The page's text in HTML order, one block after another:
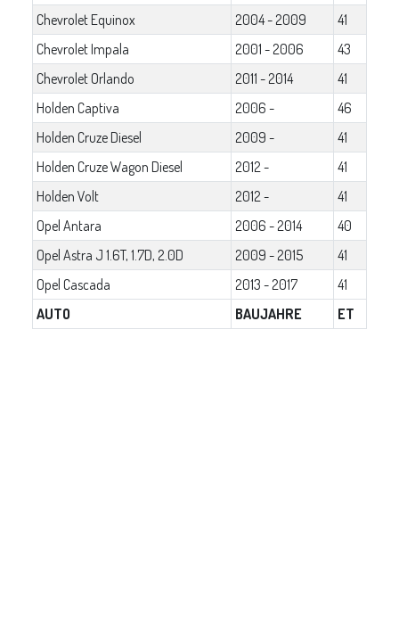
Chevrolet Equinox
2004 - 2009
41
Chevrolet Impala
2001 - 2006
43
Chevrolet Orlando
2011 - 2014
41
Holden Captiva
2006 -
46
Holden Cruze Diesel
2009 -
41
Holden Cruze Wagon Diesel
2012 -
41
Holden Volt
2012 -
41
Opel Antara
2006 - 2014
40
Opel Astra J 1.6T, 1.7D, 2.0D
2009 - 2015
41
Opel Cascada
2013 - 2017
41
AUTO
BAUJAHRE ET